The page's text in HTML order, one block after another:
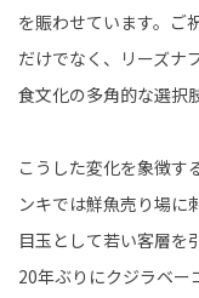
を賑わせています。ご
だけでなく、リーズナ
食文化の多角的な選択
こうした変化を象徴す
ンキでは鮮魚売り場に
目玉として若い客層を
20年ぶりにクジラベー